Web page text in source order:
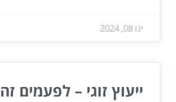
ינו 08, 2024
ייעוץ זוגי – לפעמים